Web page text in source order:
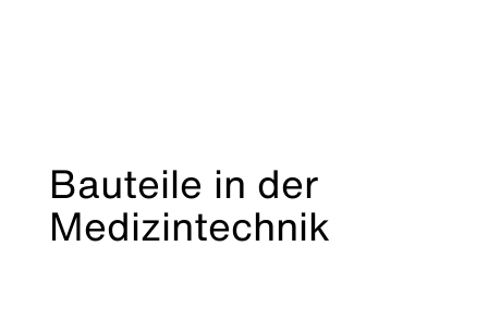
Bauteile in der
Medizintechnik